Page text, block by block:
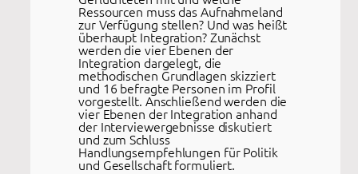
Ressourcen muss das Aufnahmeland
zur Verfügung stellen? Und was heißt
überhaupt Integration? Zunächst
werden die vier Ebenen der
Integration dargelegt, die
methodischen Grundlagen skizziert
und 16 befragte Personen im Profil
vorgestellt. Anschließend werden die
vier Ebenen der Integration anhand
der Interviewergebnisse diskutiert
und zum Schluss
Handlungsempfehlungen für Politik
und Gesellschaft formuliert.